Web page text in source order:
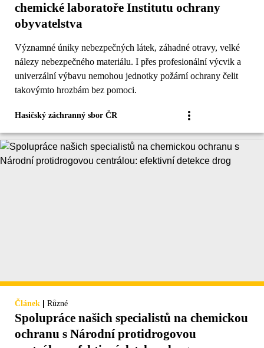
chemické laboratoře Institutu ochrany
obyvatelstva
Významné úniky nebezpečných látek, záhadné otravy, velké
nálezy nebezpečného materiálu. I přes profesionální výcvik a
univerzální výbavu nemohou jednotky požární ochrany čelit
takovýmto hrozbám bez pomoci.
Hasičský záchranný sbor ČR
Článek | Různé
Spolupráce našich specialistů na chemickou
ochranu s Národní protidrogovou